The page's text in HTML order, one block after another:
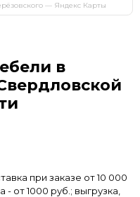
— Яндекс Карты
в
при заказе от 10 000
от 1000 руб.; выгрузка,